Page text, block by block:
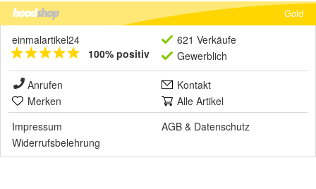
Gold
einmalartikel24
100% positiv
621 Verkäufe
Gewerblich
Anrufen
Kontakt
Merken
Alle Artikel
Impressum
AGB & Datenschutz
Widerrufsbelehrung